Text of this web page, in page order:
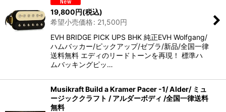
絞り込む
19,800円(税込)
希望小売価格: 21,500円
EVH BRIDGE PICK UPS BHK 純正EVH Wolfgang/
ハムバッカー/ピックアップ/ゼブラ/新品/全国一律
送料無料 エディのリードトーンを再現！ 標準ハ
ムバッキングピッ…
Musikraft Build a Kramer Pacer -1/ Alder/ ミュ
ージッククラフト / アルダーボディ /全国一律送料
無料